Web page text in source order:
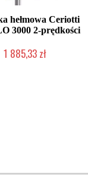
hełmowa Ceriotti
3000 2-prędkości
1 885,33 zł